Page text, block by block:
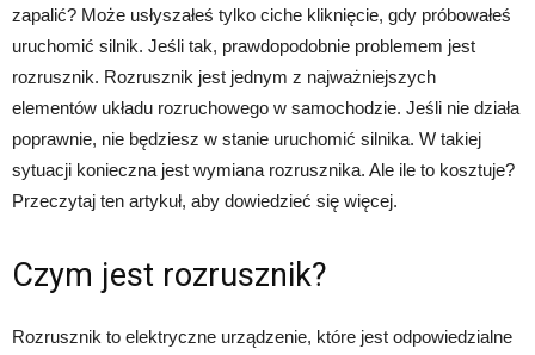
zapalić? Może usłyszałeś tylko ciche kliknięcie, gdy próbowałeś
uruchomić silnik. Jeśli tak, prawdopodobnie problemem jest
rozrusznik. Rozrusznik jest jednym z najważniejszych
elementów układu rozruchowego w samochodzie. Jeśli nie działa
poprawnie, nie będziesz w stanie uruchomić silnika. W takiej
sytuacji konieczna jest wymiana rozrusznika. Ale ile to kosztuje?
Przeczytaj ten artykuł, aby dowiedzieć się więcej.
Czym jest rozrusznik?
Rozrusznik to elektryczne urządzenie, które jest odpowiedzialne